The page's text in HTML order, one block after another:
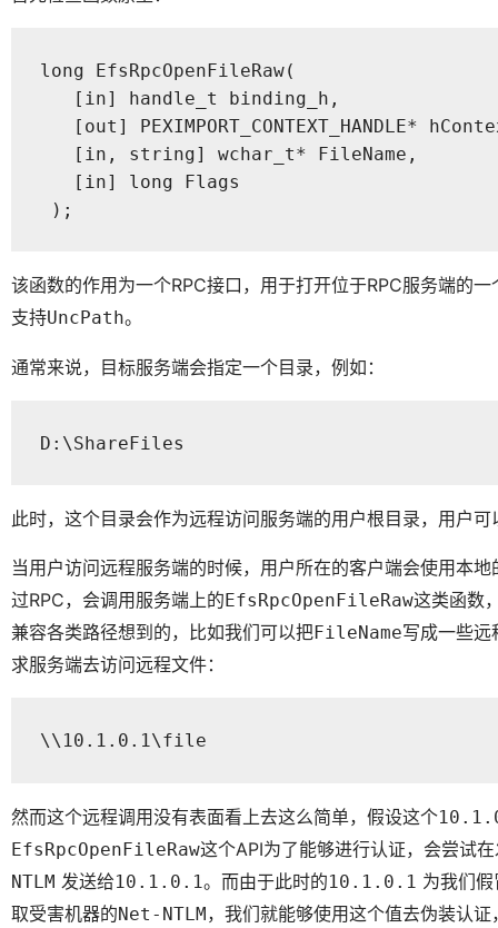
long EfsRpcOpenFileRaw(
   [in] handle_t binding_h,
[out] PEXIMPORT_CONTEXT_HANDLE*
   [in, string] wchar_t* FileName,
   [in] long Flags
);
该函数的作用为一个RPC接口，用于打开位于RPC服务端的
支持UncPath。
通常来说，目标服务端会指定一个目录，例如：
D:\ShareFiles
此时，这个目录会作为远程访问服务端的用户根目录，用户
当用户访问远程服务端的时候，用户所在的客户端会使用本地
过RPC，会调用服务端上的 EfsRpcOpenFileRaw这类函数
兼容各类路径想到的，比如我们可以把FileName写成一些远
求服务端去访问远程文件：
\\10.1.0.1\file
然而这个远程调用没有表面看上去这么简单，假设这个
EfsRpcOpenFileRaw这个API为了能够进行认证，会尝试
NTLM 发送给10.1.0.1。而由于此时的10.1.0.1 为我们
取受害机器的Net-NTLM，我们就能够使用这个值去伪装认